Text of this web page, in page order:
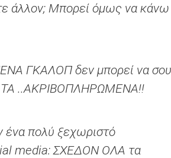
άλλον; Μπορεί όμως να κάνω
ΓΚΑΛΟΠ δεν μπορεί να σου
..ΑΚΡΙΒΟΠΛΗΡΩΜΕΝΑ!!
ένα πολύ ξεχωριστό
media: ΣΧΕΔΟΝ ΟΛΑ τα